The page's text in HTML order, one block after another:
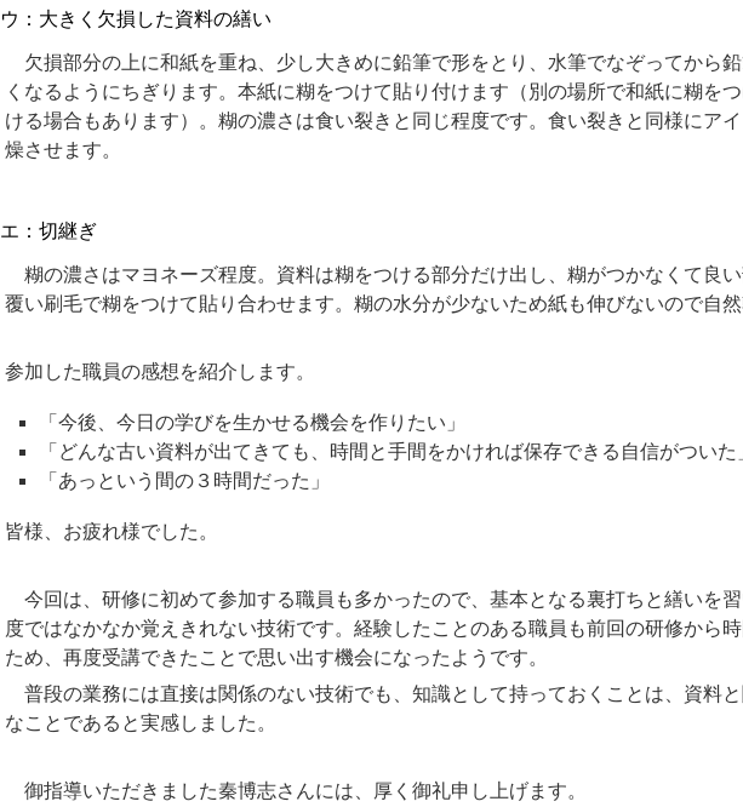
ウ：大きく欠損した資料の繕い
欠損部分の上に和紙を重ね、少し大きめに鉛筆で形をとり、水筆でなぞってから
くなるようにちぎります。本紙に糊をつけて貼り付けます（別の場所で和紙に糊を
ける場合もあります）。糊の濃さは食い裂きと同じ程度です。食い裂きと同様にア
燥させます。
エ：切継ぎ
糊の濃さはマヨネーズ程度。資料は糊をつける部分だけ出し、糊がつかなくて良
覆い刷毛で糊をつけて貼り合わせます。糊の水分が少ないため紙も伸びないので自然
参加した職員の感想を紹介します。
「今後、今日の学びを生かせる機会を作りたい」
「どんな古い資料が出てきても、時間と手間をかければ保存できる自信がついた
「あっという間の３時間だった」
皆様、お疲れ様でした。
今回は、研修に初めて参加する職員も多かったので、基本となる裏打ちと繕いを
度ではなかなか覚えきれない技術です。経験したことのある職員も前回の研修から
ため、再度受講できたことで思い出す機会になったようです。
普段の業務には直接は関係のない技術でも、知識として持っておくことは、資料
なことであると実感しました。
御指導いただきました秦博志さんには、厚く御礼申し上げます。